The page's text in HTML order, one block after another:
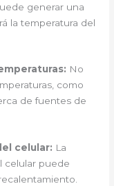
generar una
la temperatura del
No
como
de fuentes de
celular: La
celular puede